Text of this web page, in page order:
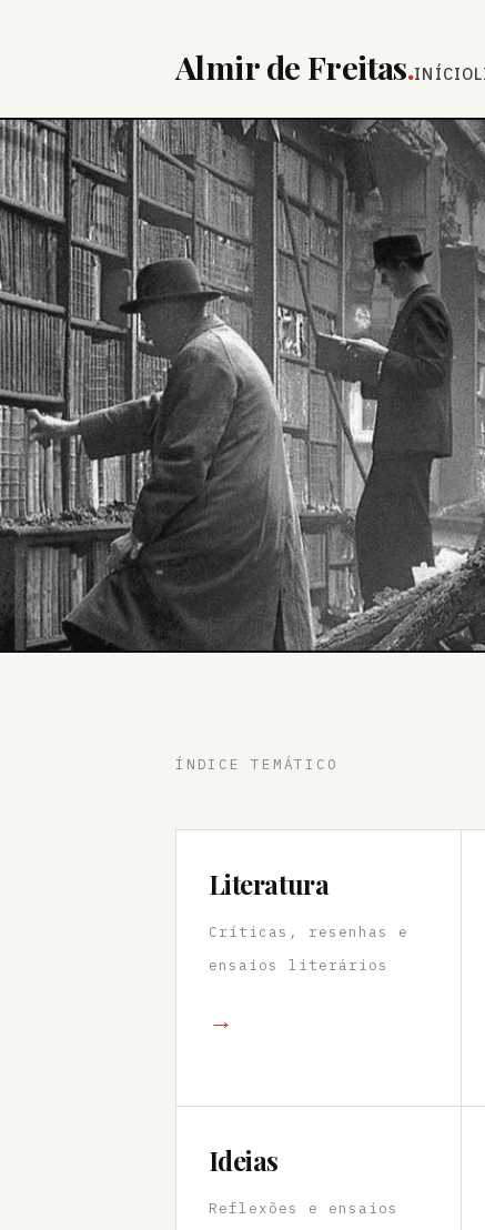
Almir de Freitas.INÍCIO
ÍNDICE TEMÁTICO
Literatura
Críticas, resenhas e
ensaios literários
→
Ideias
Reflexões e ensaios